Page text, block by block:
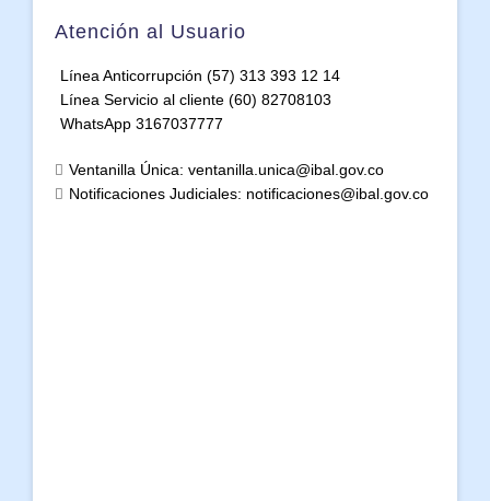
Atención al Usuario
Línea Anticorrupción (57) 313 393 12 14
Línea Servicio al cliente (60) 82708103
WhatsApp 3167037777
Ventanilla Única: ventanilla.unica@ibal.gov.co
Notificaciones Judiciales: notificaciones@ibal.gov.co